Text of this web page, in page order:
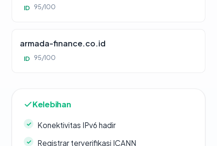
ID 95/100
armada-finance.co.id
ID 95/100
Kelebihan
Konektivitas IPv6 hadir
Registrar terverifikasi ICANN